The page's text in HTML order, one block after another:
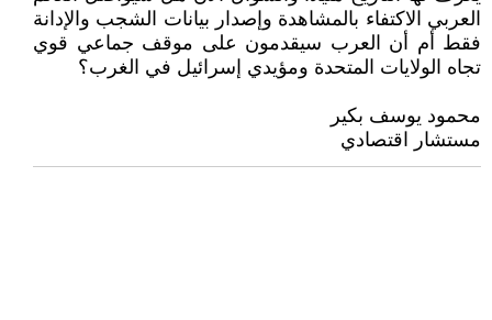
العربي الاكتفاء بالمشاهدة وإصدار بيانات الشجب والإدانة
فقط أم أن العرب سيقدمون على موقف جماعي قوي
تجاه الولايات المتحدة ومؤيدي إسرائيل في الغرب؟
‏‏‏محمود يوسف بكير
مستشار اقتصادي